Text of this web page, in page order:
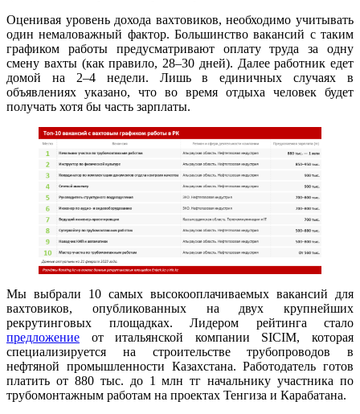
Оценивая уровень дохода вахтовиков, необходимо учитывать
один немаловажный фактор. Большинство вакансий с таким
графиком работы предусматривают оплату труда за одну
смену вахты (как правило, 28–30 дней). Далее работник едет
домой на 2–4 недели. Лишь в единичных случаях в
объявлениях указано, что во время отдыха человек будет
получать хотя бы часть зарплаты.
Мы выбрали 10 самых высокооплачиваемых вакансий для
вахтовиков, опубликованных на двух крупнейших
рекрутинговых площадках. Лидером рейтинга стало
предложение от итальянской компании SICIM, которая
специализируется на строительстве трубопроводов в
нефтяной промышленности Казахстана. Работодатель готов
платить от 880 тыс. до 1 млн тг начальнику участника по
трубомонтажным работам на проектах Тенгиза и Карабатана.